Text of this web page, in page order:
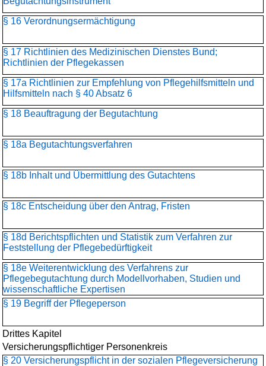
§ 16 Verordnungsermächtigung
§ 17 Richtlinien des Medizinischen Dienstes Bund;
Richtlinien der Pflegekassen
§ 17a Richtlinien zur Empfehlung von Pflegehilfsmitteln und
Hilfsmitteln nach § 40 Absatz 6
§ 18 Beauftragung der Begutachtung
§ 18a Begutachtungsverfahren
§ 18b Inhalt und Übermittlung des Gutachtens
§ 18c Entscheidung über den Antrag, Fristen
§ 18d Berichtspflichten und Statistik zum Verfahren zur
Feststellung der Pflegebedürftigkeit
§ 18e Weiterentwicklung des Verfahrens zur
Pflegebegutachtung durch Modellvorhaben, Studien und
wissenschaftliche Expertisen
§ 19 Begriff der Pflegeperson
Drittes Kapitel
Versicherungspflichtiger Personenkreis
§ 20 Versicherungspflicht in der sozialen Pflegeversicherung